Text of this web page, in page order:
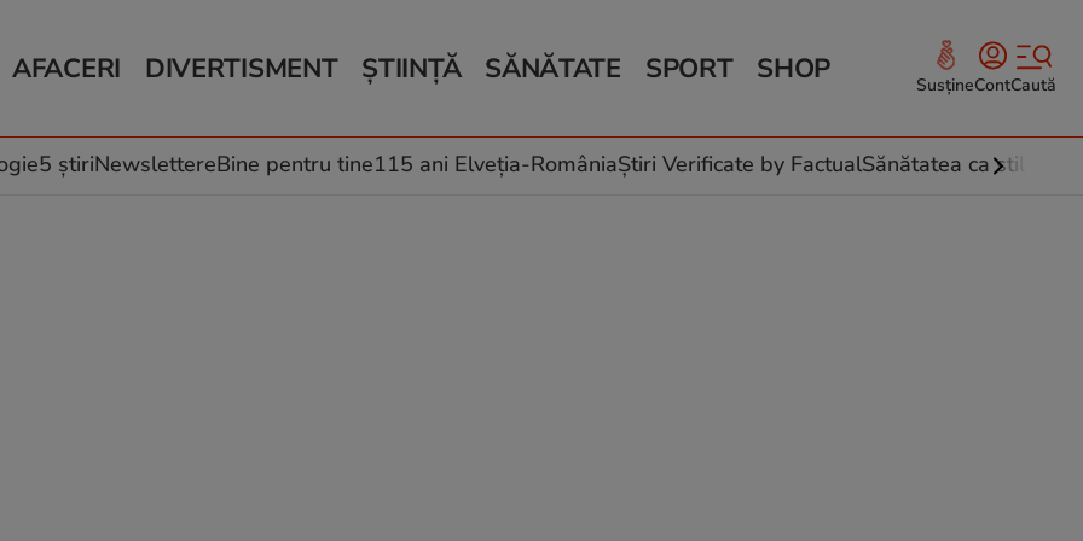
AFACERI
Auto
Locuri de muncă
DIVERTISMENT
Horoscop
Muzică și Filme
ȘTIINȚĂ
Schimbări climatice
SĂNĂTATE
Relații
Rețete culinare
SPORT SHOP SusțineContCaută
5 știriNewslettereBine pentru tine115 ani Elveția-RomâniaȘtiri Verificate by FactualSănătatea ca stil de